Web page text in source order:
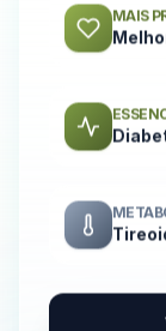
MAIS